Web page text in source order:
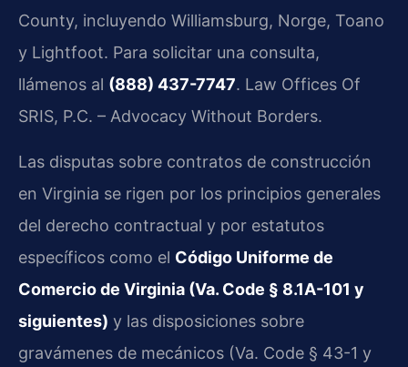
County, incluyendo Williamsburg, Norge, Toano
y Lightfoot. Para solicitar una consulta,
llámenos al (888) 437-7747. Law Offices Of
SRIS, P.C. – Advocacy Without Borders.
Las disputas sobre contratos de construcción
en Virginia se rigen por los principios generales
del derecho contractual y por estatutos
específicos como el Código Uniforme de
Comercio de Virginia (Va. Code § 8.1A-101 y
siguientes) y las disposiciones sobre
gravámenes de mecánicos (Va. Code § 43-1 y